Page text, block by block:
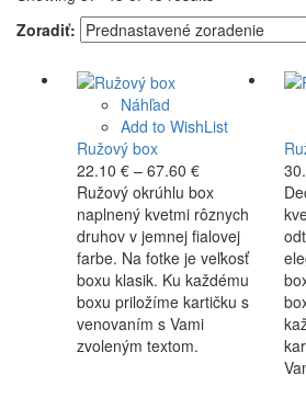
Zoradiť:
Náhľad
Add to WishList
Ružový box
22.10 € – 67.60 €Price
range:
22.10 €
through
67.60 €
Ružový okrúhlu box
naplnený kvetmi rôznych
druhov v jemnej fialovej
farbe. Na fotke je veľkosť
boxu klasik. Ku každému
boxu priložíme kartičku s
venovaním s Vami
zvoleným textom.